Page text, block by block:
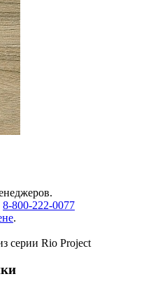
8-800-222-0077
.
серии Rio Project